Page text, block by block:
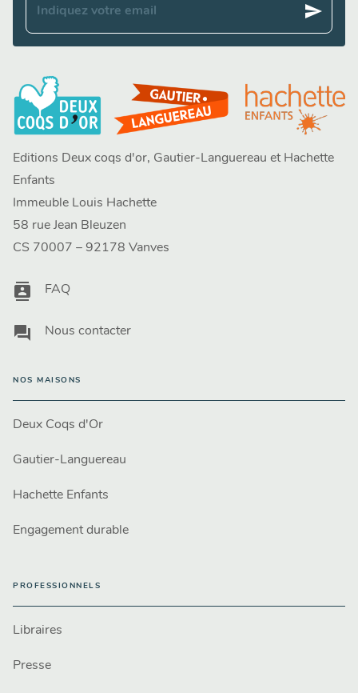
Indiquez votre email send
Editions Deux coqs d'or, Gautier-Languereau et Hachette
Enfants
Immeuble Louis Hachette
58 rue Jean Bleuzen
CS 70007 – 92178 Vanves
contacts FAQ
question_answer Nous contacter
NOS MAISONS
Deux Coqs d'Or
Gautier-Languereau
Hachette Enfants
Engagement durable
PROFESSIONNELS
Libraires
Presse